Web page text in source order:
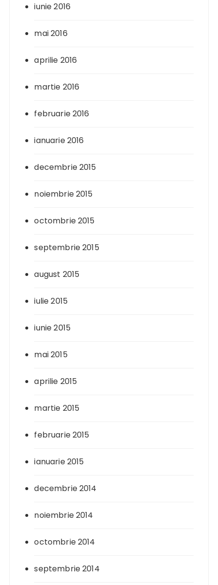
iunie 2016
mai 2016
aprilie 2016
martie 2016
februarie 2016
ianuarie 2016
decembrie 2015
noiembrie 2015
octombrie 2015
septembrie 2015
august 2015
iulie 2015
iunie 2015
mai 2015
aprilie 2015
martie 2015
februarie 2015
ianuarie 2015
decembrie 2014
noiembrie 2014
octombrie 2014
septembrie 2014